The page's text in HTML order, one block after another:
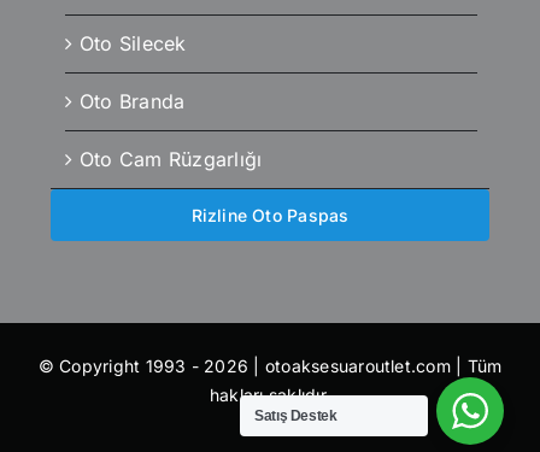
Oto Silecek
Oto Branda
Oto Cam Rüzgarlığı
Rizline Oto Paspas
© Copyright 1993 - 2026 | otoaksesuaroutlet.com | Tüm
hakları saklıdır.
Satış Destek